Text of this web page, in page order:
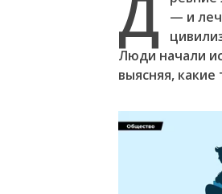
— и
Люди начали
выясняя,